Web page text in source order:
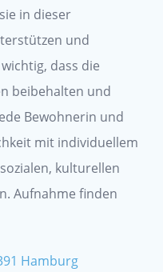
in dieser
und
dass die
beibehalten und
Bewohnerin und
mit individuellem
kulturellen
Aufnahme finden
Hamburg